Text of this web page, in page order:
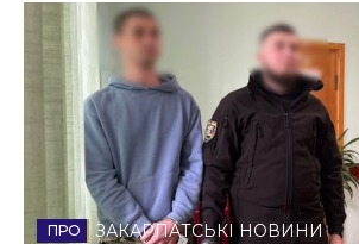
Соціум
Спорт
Стиль життя
Втрачений Ужгород
ЗАКАРПАТСЬКІ НОВИНИ